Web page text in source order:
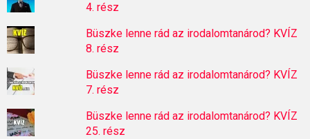
4. rész
Büszke lenne rád az irodalomtanárod? KVÍZ
8. rész
Büszke lenne rád az irodalomtanárod? KVÍZ
7. rész
Büszke lenne rád az irodalomtanárod? KVÍZ
25. rész